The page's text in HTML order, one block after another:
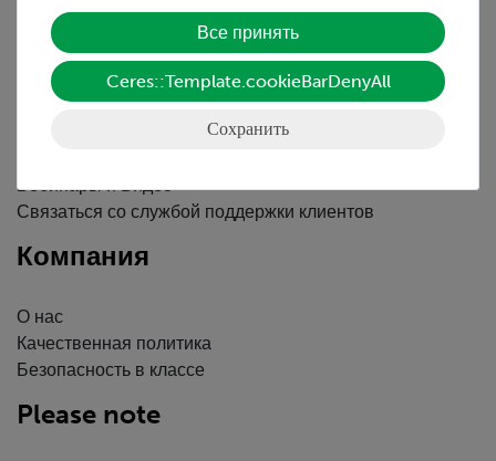
Обслуживание
Краткий обзор услуг
Вебинары и Видео
Связаться со службой поддержки клиентов
Компания
О нас
Качественная политика
Безопасность в классе
Please note
Все принять
Ceres::Template.cookieBarDenyAll
Сохранить